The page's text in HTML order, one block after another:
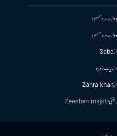
ازطاہرہ مسعود
ازطاہرہ مسعود
ازSaba
ازنایاب زہرہ
ازZahra khan
ازZeeshan majid